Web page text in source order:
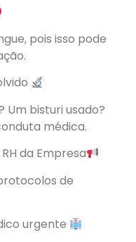
pois isso pode
Um bisturi usado?
médica.
da Empresa
de
urgente